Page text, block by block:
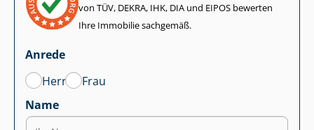
von TÜV, DEKRA, IHK, DIA und EIPOS bewerten
Ihre Immobilie sachgemäß.
Anrede
Herr
Frau
Name